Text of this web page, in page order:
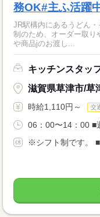
務OK#主ふ活躍
JR駅構内にあるうどん・
制のため、オーダー取り
や商品jのお渡し...
キッチンスタッ
滋賀県草津市/草
時給1,110円～ 交
06：00〜14：00 ■
※シフト制です。